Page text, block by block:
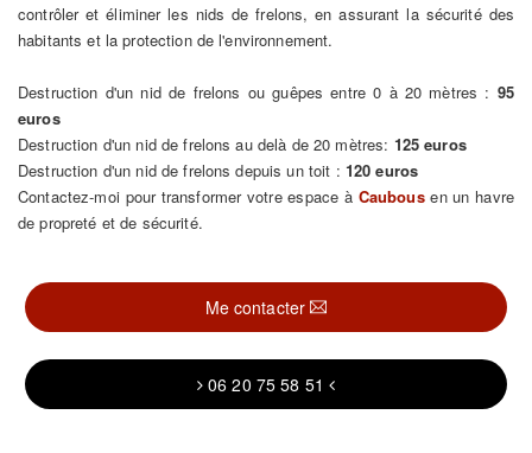
contrôler et éliminer les nids de frelons, en assurant la sécurité des
habitants et la protection de l'environnement.
Destruction d'un nid de frelons ou guêpes entre 0 à 20 mètres : 95
euros
Destruction d'un nid de frelons au delà de 20 mètres: 125 euros
Destruction d'un nid de frelons depuis un toit : 120 euros
Contactez-moi pour transformer votre espace à Caubousen un havre
de propreté et de sécurité.
Me contacter
06 20 75 58 51